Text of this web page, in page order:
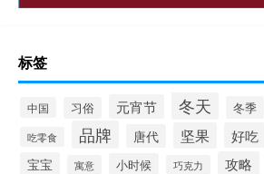
标签
中国 习俗 元宵节 冬天 冬季
吃零食 品牌 唐代 坚果 好吃
宝宝 寓意 小时候 巧克力 攻略